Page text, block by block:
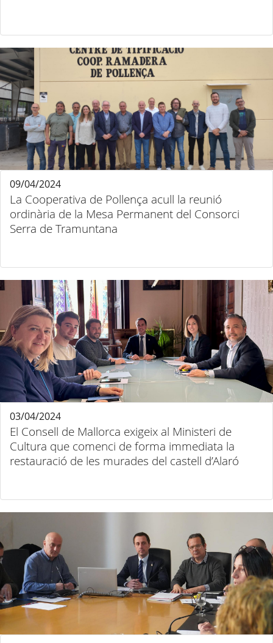
La Cooperativa de Pollença acull la reunió
ordinària de la Mesa Permanent del Consorci
Serra de Tramuntana
09/04/2024
El Consell de Mallorca exigeix al Ministeri de
Cultura que comenci de forma immediata la
restauració de les murades del castell d’Alaró
03/04/2024